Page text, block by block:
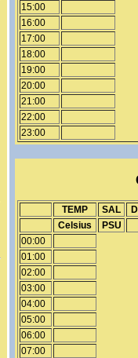
15:00
16:00
17:00
18:00
19:00
20:00
21:00
22:00
23:00
TEMP SAL
Celsius
PSU
00:00
01:00
02:00
03:00
04:00
05:00
06:00
07:00